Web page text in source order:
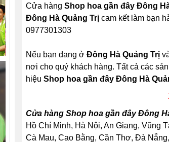
Cửa hàng Shop hoa gần đây Đông
Đông Hà Quảng Trịcam kết làm bạn
0977301303
Nếu bạn đang ở Đông Hà Quảng Trị
nơi cho quý khách hàng. Tất cả các
hiệu Shop hoa gần đây Đông Hà
Cửa hàng Shop hoa gần đây Đông
Hồ Chí Minh, Hà Nội, An Giang, Vũng
Cà Mau, Cao Bằng, Cần Thơ, Đà